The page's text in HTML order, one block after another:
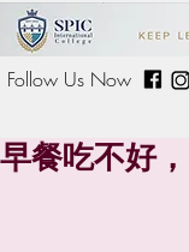
Follow Us Now
早餐吃不好